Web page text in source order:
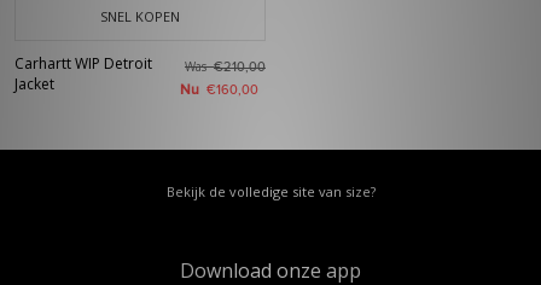
SNEL KOPEN
Carhartt WIP Detroit
Jacket
Was€210,00
Nu €160,00
Bekijk de volledige site van size?
Download onze app